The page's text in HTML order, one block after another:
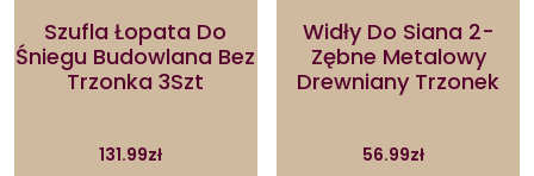
Szufla Łopata Do
Śniegu Budowlana Bez
Trzonka 3Szt
131.99zł
Widły Do Siana 2-
Zębne Metalowy
Drewniany Trzonek
56.99zł